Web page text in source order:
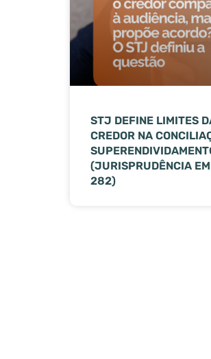
STJ DEFINE LIMITES
CREDOR NA
(JURISPRUDÊNCIA
282)